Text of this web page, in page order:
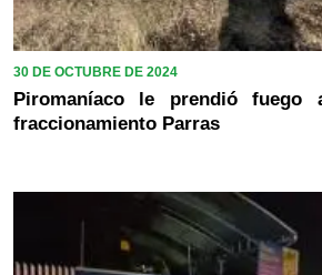
30 DE OCTUBRE DE 2024
Piromaníaco le prendió
fraccionamiento Parras